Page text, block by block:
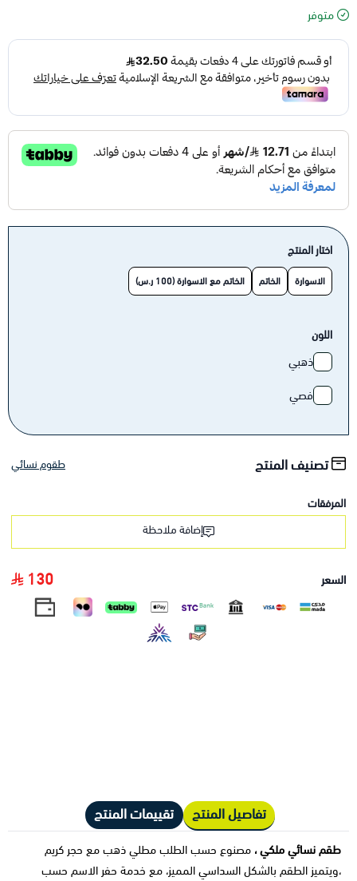
متوفر
اختار المنتج
الاسوارة الخاتم الخاتم مع الاسوارة (100 ر.س)
اللون
ذهبي
فصي
تصنيف المنتج طقوم نسائي
المرفقات
إضافة ملاحظة
السعر 130
تفاصيل المنتج تقييمات المنتج
طقم نسائي ملكي ، مصنوع حسب الطلب مطلي ذهب مع حجر كريم
،ويتميز الطقم بالشكل السداسي المميز، مع خدمة حفر الاسم حسب